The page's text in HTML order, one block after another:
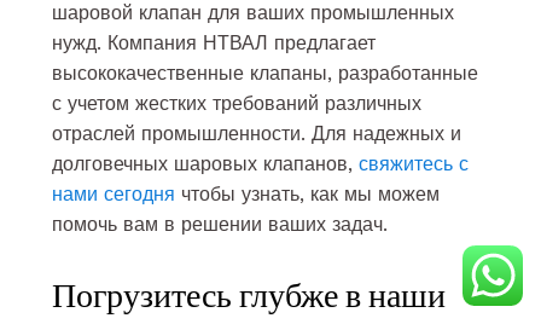
шаровой клапан для ваших промышленных
нужд. Компания НТВАЛ предлагает
высококачественные клапаны, разработанные
с учетом жестких требований различных
отраслей промышленности. Для надежных и
долговечных шаровых клапанов, свяжитесь с
нами сегодня чтобы узнать, как мы можем
помочь вам в решении ваших задач.
Погрузитесь глубже в наши